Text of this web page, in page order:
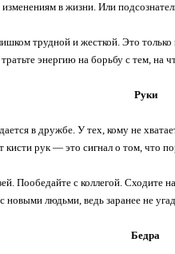
в жизни. Или
трудной и жесткой. Это
тратьте энергию на борьбу с тем, на
Руки
в дружбе. У тех, кому не
кисти рук — это сигнал о том, что
Пообедайте с коллегой. Сходите
новыми людьми, ведь заранее не
Бедра